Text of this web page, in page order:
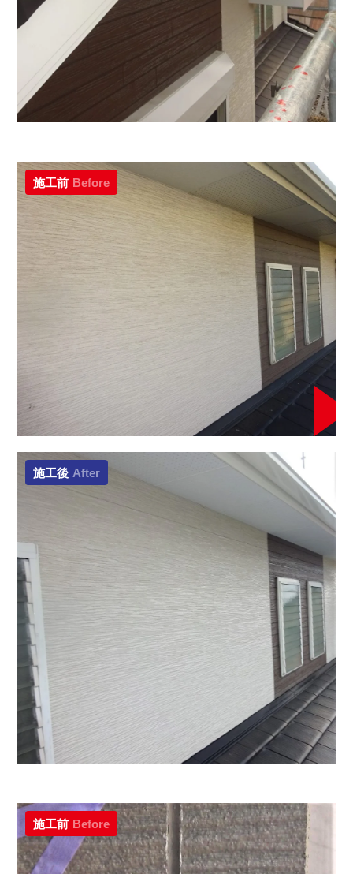
施工前 Before
施工後 After
施工前 Before